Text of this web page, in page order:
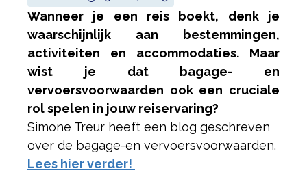
Wanneer je een reis boekt, denk je
waarschijnlijk aan bestemmingen,
activiteiten en accommodaties. Maar
wist je dat bagage- en
vervoersvoorwaarden ook een cruciale
rol spelen in jouw reiservaring?
Simone Treur heeft een blog geschreven
over de bagage-en vervoersvoorwaarden.
Lees hier verder!